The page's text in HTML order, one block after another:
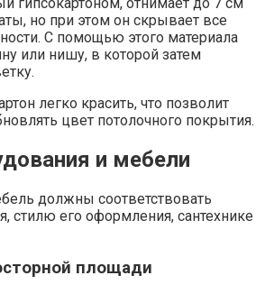
но при этом он скрывает все
С помощью этого материала
или нишу, в которой затем
легко красить, что позволит
цвет потолочного покрытия.
и мебели
должны соответствовать
стилю его оформления, сантехнике
площади